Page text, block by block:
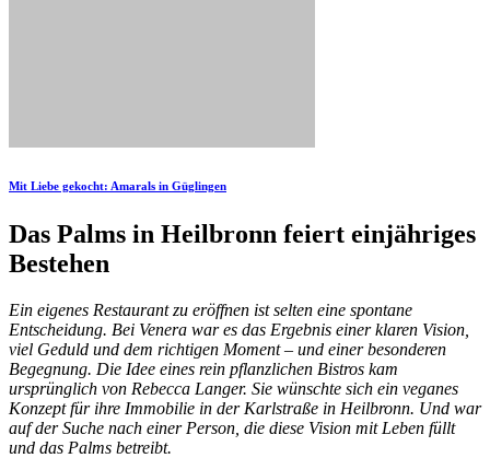
Mit Liebe gekocht: Amarals in Güglingen
Das Palms in Heilbronn feiert einjähriges
Bestehen
Ein eigenes Restaurant zu eröffnen ist selten eine spontane
Entscheidung. Bei Venera war es das Ergebnis einer klaren Vision,
viel Geduld und dem richtigen Moment – und einer besonderen
Begegnung. Die Idee eines rein pflanzlichen Bistros kam
ursprünglich von Rebecca Langer. Sie wünschte sich ein veganes
Konzept für ihre Immobilie in der Karlstraße in Heilbronn. Und war
auf der Suche nach einer Person, die diese Vision mit Leben füllt
und das Palms betreibt.